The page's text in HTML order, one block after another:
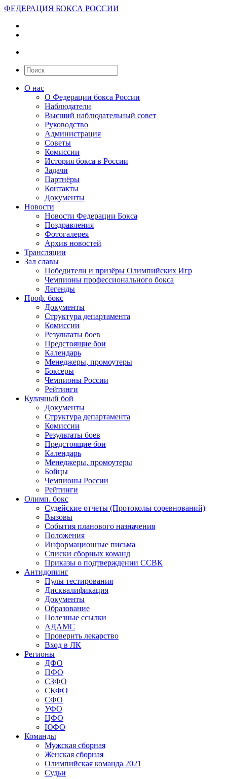
ФЕДЕРАЦИЯ БОКСА РОССИИ
О нас
О Федерации бокса России
Наблюдатели
Высший наблюдательный совет
Руководство
Администрация
Советы
Комиссии
История бокса в России
Задачи
Партнёры
Контакты
Документы
Новости
Новости Федерации Бокса
Поздравления
Фотогалерея
Архив новостей
Трансляции
Зал славы
Победители и призёры Олимпийских Игр
Чемпионы профессионального бокса
Легенды
Проф. бокс
Документы
Структура департамента
Комиссии
Результаты боев
Предстоящие бои
Календарь
Менеджеры, промоутеры
Боксеры
Чемпионы России
Рейтинги
Кулачный бой
Документы
Структура департамента
Комиссии
Результаты боев
Предстоящие бои
Календарь
Менеджеры, промоутеры
Бойцы
Чемпионы России
Рейтинги
Олимп. бокс
Судейские отчеты (Протоколы соревнований)
Вызовы
События планового назначения
Положения
Информационные письма
Списки сборных команд
Приказы о подтверждении ССВК
Антидопинг
Пулы тестирования
Дисквалификация
Документы
Образование
Полезные ссылки
АДАМС
Проверить лекарство
Вход в ЛК
Регионы
ДФО
ПФО
СЗФО
СКФО
СФО
УФО
ЦФО
ЮФО
Команды
Мужская сборная
Женская сборная
Олимпийская команда 2021
Судьи